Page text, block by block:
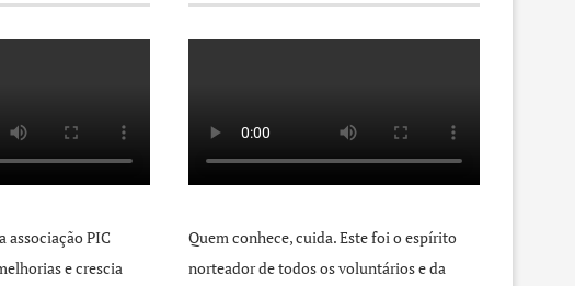
associação PIC
e crescia
Quem conhece, cuida. Este foi o espírito
norteador de todos os voluntários e da